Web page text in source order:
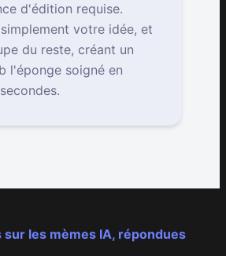
d'édition requise.
votre idée, et
du reste, créant un
l'éponge soigné en
sur les mèmes IA, répondues